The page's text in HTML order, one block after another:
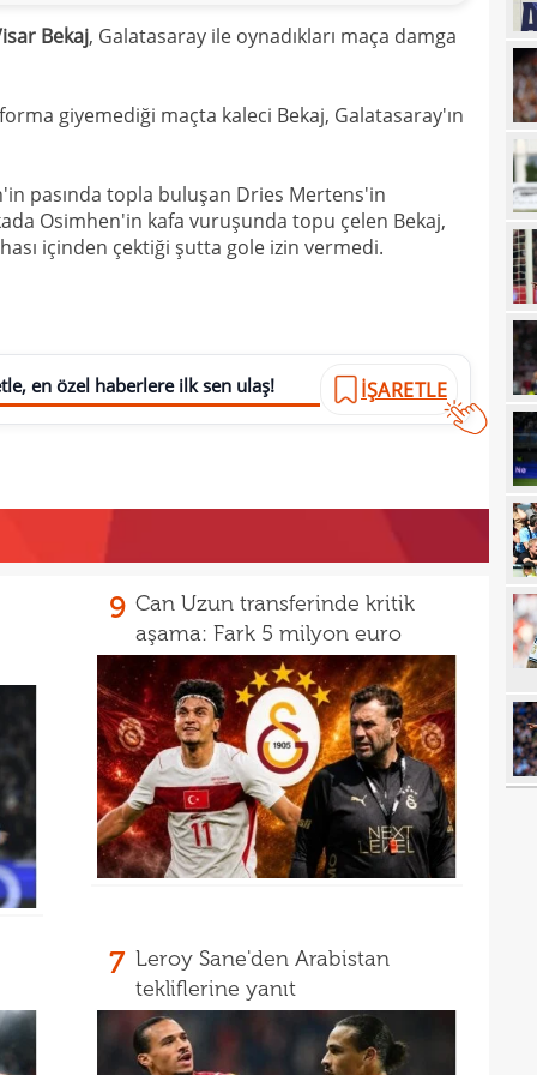
Bekaj, Galatasaray ile oynadıkları maça damga
giyemediği maçta kaleci Bekaj, Galatasaray'ın
pasında topla buluşan Dries Mertens'in
Osimhen'in kafa vuruşunda topu çelen Bekaj,
içinden çektiği şutta gole izin vermedi.
en özel haberlere ilk sen ulaş! İŞARETLE
9 Can Uzun transferinde kritik
aşama: Fark 5 milyon euro
7 Leroy Sane'den Arabistan
tekliflerine yanıt